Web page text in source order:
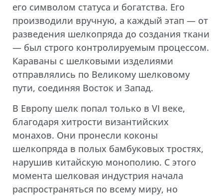
его символом статуса и богатства. Его
производили вручную, а каждый этап — от
разведения шелкопряда до создания ткани
— был строго контролируемым процессом.
Караваны с шелковыми изделиями
отправлялись по Великому шелковому
пути, соединяя Восток и Запад.
В Европу шелк попал только в VI веке,
благодаря хитрости византийских
монахов. Они пронесли коконы
шелкопряда в полых бамбуковых тростях,
нарушив китайскую монополию. С этого
момента шелковая индустрия начала
распространяться по всему миру, но